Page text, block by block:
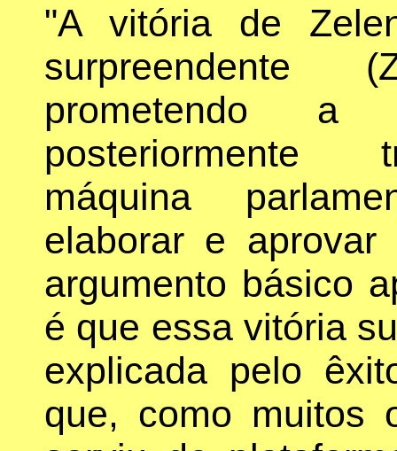
"A vitória de
surpreendente
prometendo
posteriormente
máquina
elaborar e aprovar
argumento básico
é que essa vitória
explicada pelo
que, como muitos